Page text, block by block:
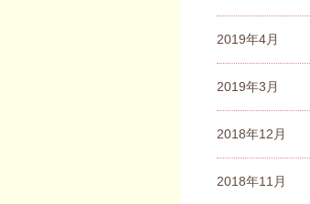
2019年4月
2019年3月
2018年12月
2018年11月